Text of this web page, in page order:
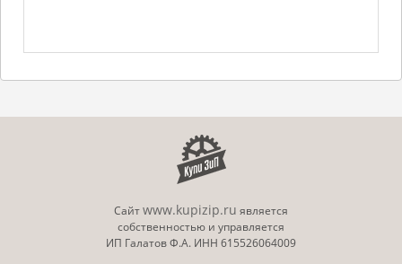
Сайтwww.kupizip.ru является
собственностью и управляется
ИП Галатов Ф.А. ИНН 615526064009